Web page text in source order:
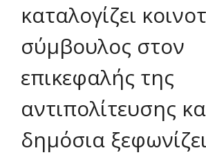
καταλογίζει
σύμβουλος στον
επικεφαλής της
αντιπολίτευσης
δημόσια